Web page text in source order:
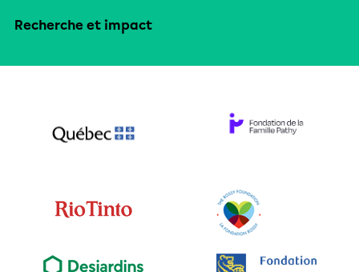
Recherche et impact